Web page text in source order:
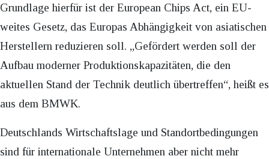
Grundlage hierfür ist der European Chips Act, ein EU-
weites Gesetz, das Europas Abhängigkeit von asiatischen
Herstellern reduzieren soll. „Gefördert werden soll der
Aufbau moderner Produktionskapazitäten, die den
aktuellen Stand der Technik deutlich übertreffen“, heißt es
aus dem BMWK.
Deutschlands Wirtschaftslage und Standortbedingungen
sind für internationale Unternehmen aber nicht mehr